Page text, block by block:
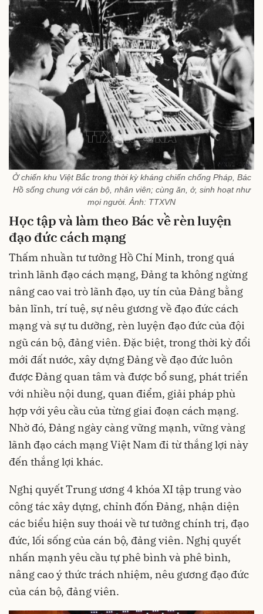
Ở chiến khu Việt Bắc trong thời kỳ kháng chiến chống Pháp, Bác
Hồ sống chung với cán bộ, nhân viên; cùng ăn, ở, sinh hoạt như
mọi người. Ảnh: TTXVN
Học tập và làm theo Bác về rèn luyện
đạo đức cách mạng
Thấm nhuần tư tưởng Hồ Chí Minh, trong quá
trình lãnh đạo cách mạng, Đảng ta không ngừng
nâng cao vai trò lãnh đạo, uy tín của Đảng bằng
bản lĩnh, trí tuệ, sự nêu gương về đạo đức cách
mạng và sự tu dưỡng, rèn luyện đạo đức của đội
ngũ cán bộ, đảng viên. Đặc biệt, trong thời kỳ đổi
mới đất nước, xây dựng Đảng về đạo đức luôn
được Đảng quan tâm và được bổ sung, phát triển
với nhiều nội dung, quan điểm, giải pháp phù
hợp với yêu cầu của từng giai đoạn cách mạng.
Nhờ đó, Đảng ngày càng vững mạnh, vững vàng
lãnh đạo cách mạng Việt Nam đi từ thắng lợi này
đến thắng lợi khác.
Nghị quyết Trung ương 4 khóa XI tập trung vào
công tác xây dựng, chỉnh đốn Đảng, nhận diện
các biểu hiện suy thoái về tư tưởng chính trị, đạo
đức, lối sống của cán bộ, đảng viên. Nghị quyết
nhấn mạnh yêu cầu tự phê bình và phê bình,
nâng cao ý thức trách nhiệm, nêu gương đạo đức
của cán bộ, đảng viên.